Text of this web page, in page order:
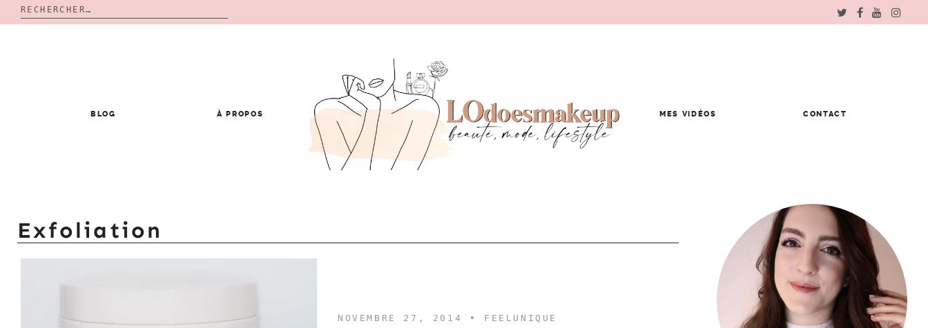
Rechercher :
BLOG À PROPOS MES VIDÉOS CONTACT
Exfoliation
NOVEMBRE 27, 2014 • FEELUNIQUE